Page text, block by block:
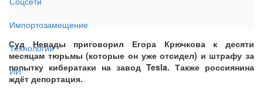
Импортозамещение
Технологии
ИИ
Суд Невады приговорил Егора Крючкова к десяти
месяцам тюрьмы (которые он уже отсидел) и штрафу за
попытку кибератаки на завод Tesla. Также россиянина
ждёт депортация.